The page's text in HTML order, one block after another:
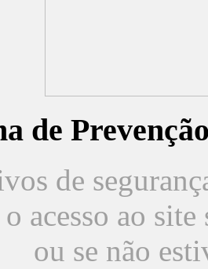
de
de
o acesso ao
ou se não